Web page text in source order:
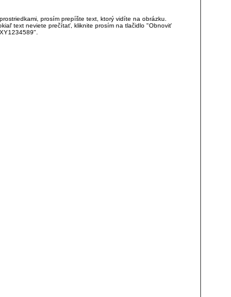
prosím prepíšte text, ktorý vidíte na obrázku.
text neviete prečítať, kliknite prosím na tlačidlo "Obnoviť